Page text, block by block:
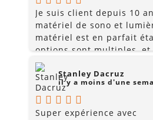
Je suis client depuis 10
matériel de sono et
matériel est en parfait
options sont multiples,
sont très raisonnables.
conseils du pro , le
gentillesse... pourquoi
ailleurs? Je recommande
Stanley Dacruz
il y a moins d'une
Super expérience avec